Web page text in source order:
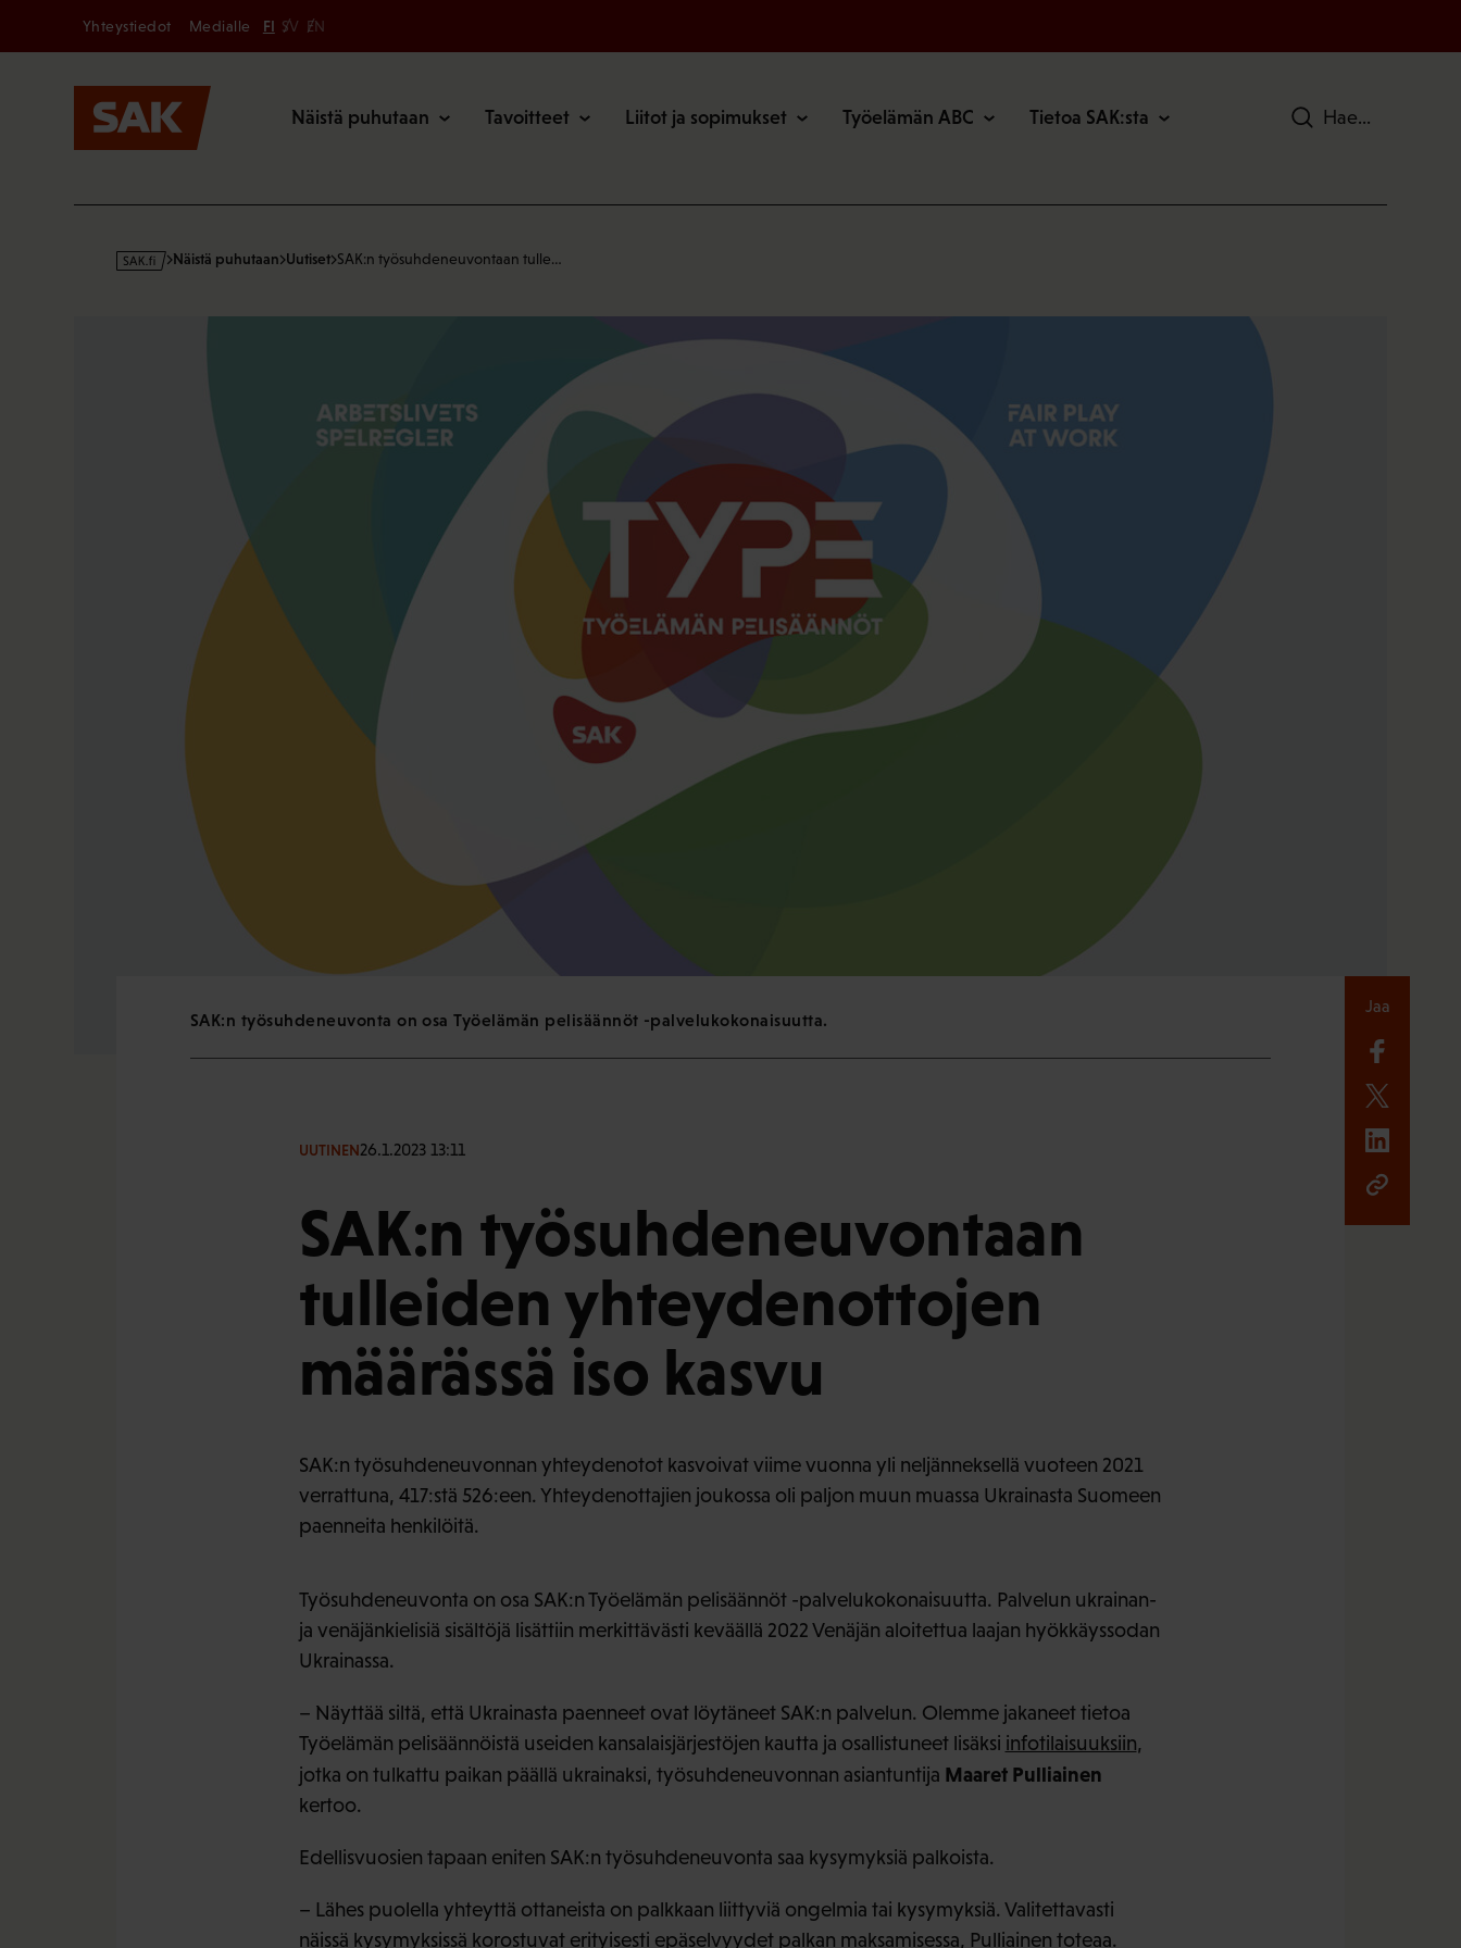
Secondary
Yhteystiedot Medialle FI SV EN
Näistä puhutaan Tavoitteet Liitot ja sopimukset Työelämän ABC Tietoa SAK:sta Hae
s
Näistä puhutaan Uutiset SAK:n työsuhdeneuvontaan tulle…
SAK:n työsuhdeneuvonta on osa Työelämän pelisäännöt -palvelukokonaisuutta.
UUTINEN26.1.2023 13:11
SAK:n työsuhdeneuvontaan
tulleiden yhteydenottojen
määrässä iso kasvu
SAK:n työsuhdeneuvonnan yhteydenotot kasvoivat viime vuonna yli neljänneksellä vuoteen 2021
verrattuna, 417:stä 526:een. Yhteydenottajien joukossa oli paljon muun muassa Ukrainasta Suomeen
paenneita henkilöitä.
Työsuhdeneuvonta on osa SAK:n Työelämän pelisäännöt -palvelukokonaisuutta. Palvelun ukrainan-
ja venäjänkielisiä sisältöjä lisättiin merkittävästi keväällä 2022 Venäjän aloitettua laajan hyökkäyssodan
Ukrainassa.
– Näyttää siltä, että Ukrainasta paenneet ovat löytäneet SAK:n palvelun. Olemme jakaneet tietoa
Työelämän pelisäännöistä useiden kansalaisjärjestöjen kautta ja osallistuneet lisäksi infotilaisuuksiin,
jotka on tulkattu paikan päällä ukrainaksi, työsuhdeneuvonnan asiantuntija Maaret Pulliainen
kertoo.
Edellisvuosien tapaan eniten SAK:n työsuhdeneuvonta saa kysymyksiä palkoista.
– Lähes puolella yhteyttä ottaneista on palkkaan liittyviä ongelmia tai kysymyksiä. Valitettavasti
näissä kysymyksissä korostuvat erityisesti epäselvyydet palkan maksamisessa, Pulliainen toteaa.
Jaa